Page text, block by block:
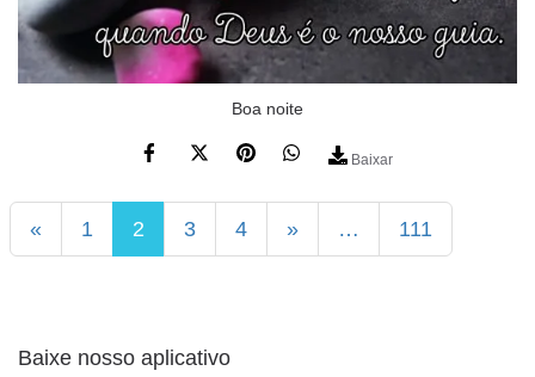
Boa noite
Baixar
« 1 2 3 4 » … 111
Baixe nosso aplicativo